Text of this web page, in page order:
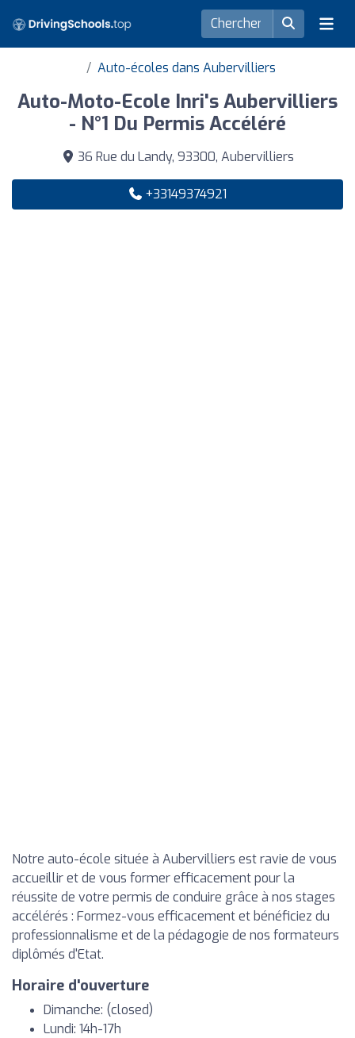
Auto-écoles dans Aubervilliers
Auto-Moto-Ecole Inri's Aubervilliers
- N°1 Du Permis Accéléré
36 Rue du Landy, 93300, Aubervilliers
+33149374921
Notre auto-école située à Aubervilliers est ravie de vous
accueillir et de vous former efficacement pour la
réussite de votre permis de conduire grâce à nos stages
accélérés : Formez-vous efficacement et bénéficiez du
professionnalisme et de la pédagogie de nos formateurs
diplômés d'Etat.
Horaire d'ouverture
Dimanche: (closed)
Lundi: 14h-17h